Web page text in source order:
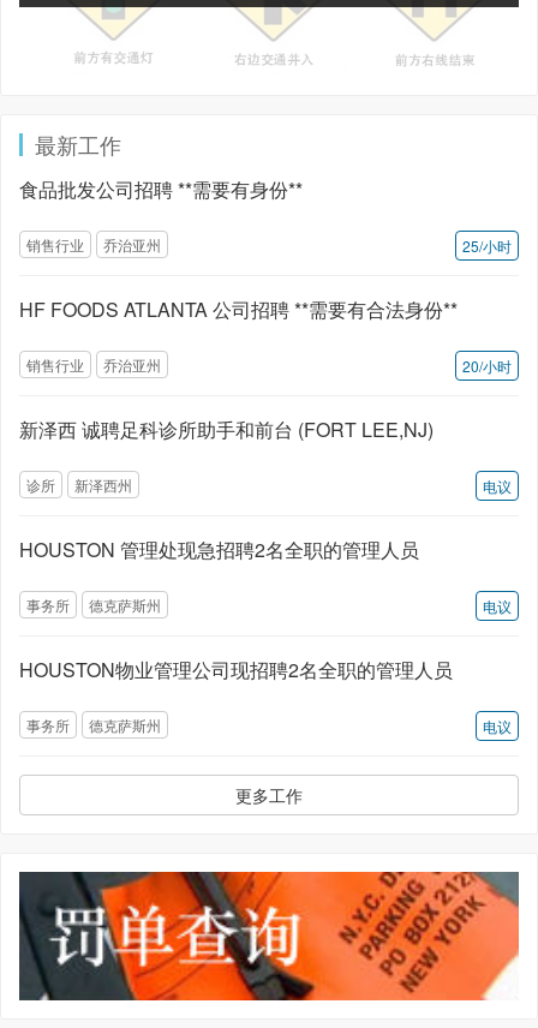
最新工作
食品批发公司招聘 **需要有身份**
25/小时
销售行业 乔治亚州
HF FOODS ATLANTA 公司招聘 **需要有合法身份**
20/小时
销售行业 乔治亚州
新泽西 诚聘足科诊所助手和前台 (FORT LEE,NJ)
电议
诊所 新泽西州
HOUSTON 管理处现急招聘2名全职的管理人员
电议
事务所 德克萨斯州
HOUSTON物业管理公司现招聘2名全职的管理人员
电议
事务所 德克萨斯州
更多工作